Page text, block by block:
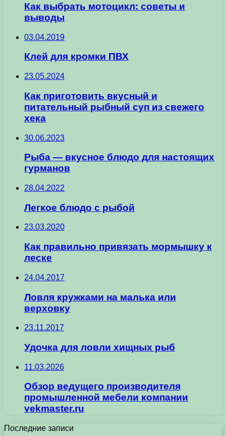
Как выбрать мотоцикл: советы и
выводы
03.04.2019
Клей для кромки ПВХ
23.05.2024
Как приготовить вкусный и
питательный рыбный суп из свежего
хека
30.06.2023
Рыба — вкусное блюдо для настоящих
гурманов
28.04.2022
Легкое блюдо с рыбой
23.03.2020
Как правильно привязать мормышку к
леске
24.04.2017
Ловля кружками на малька или
верховку
23.11.2017
Удочка для ловли хищных рыб
11.03.2026
Обзор ведущего производителя
промышленной мебели компании
vekmaster.ru
Последние записи